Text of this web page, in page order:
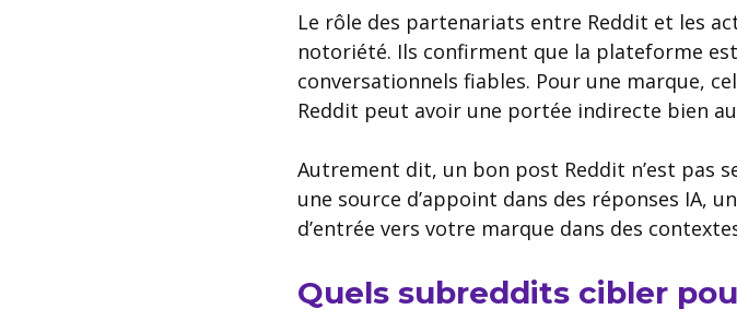
Le rôle des partenariats entre Reddit et les
notoriété. Ils confirment que la plateforme
conversationnels fiables. Pour une marque,
Reddit peut avoir une portée indirecte bien
Autrement dit, un bon post Reddit n’est pas
une source d’appoint dans des réponses IA,
d’entrée vers votre marque dans des
Quels subreddits cibler